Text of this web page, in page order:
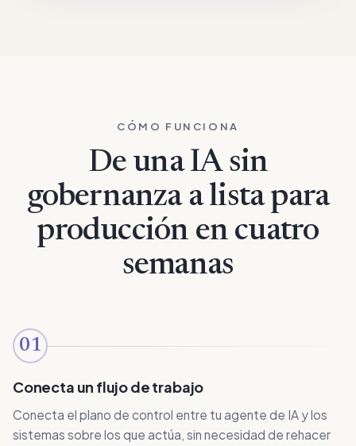
CÓMO FUNCIONA
De una IA sin
gobernanza a lista para
producción en cuatro
semanas
01
Conecta un flujo de trabajo
Conecta el plano de control entre tu agente de IA y los
sistemas sobre los que actúa, sin necesidad de rehacer